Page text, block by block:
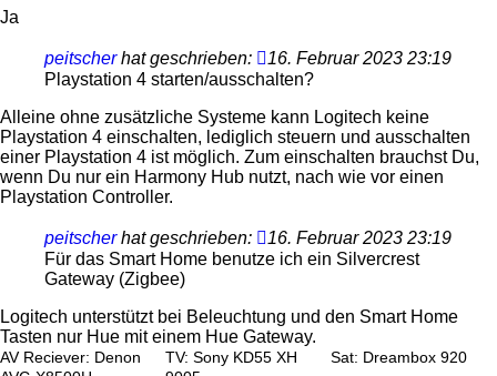
Ja
peitscherhat geschrieben:
16. Februar 2023 23:19
Playstation 4 starten/ausschalten?
Alleine ohne zusätzliche Systeme kann Logitech keine
Playstation 4 einschalten, lediglich steuern und ausschalten
einer Playstation 4 ist möglich. Zum einschalten brauchst Du,
wenn Du nur ein Harmony Hub nutzt, nach wie vor einen
Playstation Controller.
peitscherhat geschrieben:
16. Februar 2023 23:19
Für das Smart Home benutze ich ein Silvercrest
Gateway (Zigbee)
Logitech unterstützt bei Beleuchtung und den Smart Home
Tasten nur Hue mit einem Hue Gateway.
AV Reciever: Denon
TV: Sony KD55 XH
Sat: Dreambox 920